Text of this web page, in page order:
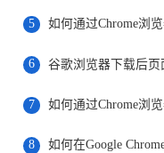
5 如何通过Chrome浏
6
7
8